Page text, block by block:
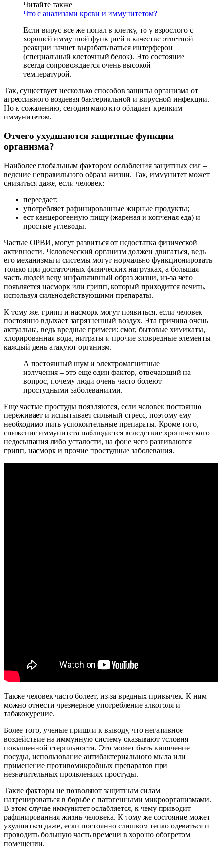
Читайте также:
Что с анализами крови и иммунитетом?
Если вирус все же попал в клетку, то у взрослого с
хорошей иммунной функцией в качестве ответной
реакции начнет вырабатываться интерферон
(специальный клеточный белок). Это состояние
всегда сопровождается очень высокой
температурой.
Так, существует несколько способов защиты организма от
агрессивного воздевая бактериальной и вирусной инфекции.
Но к сожалению, сегодня мало кто обладает крепким
иммунитетом.
Отчего ухудшаются защитные функции
организма?
Наиболее глобальным фактором ослабления защитных сил –
ведение неправильного образа жизни. Так, иммунитет может
снизиться даже, если человек:
переедает;
употребляет рафинированные жирные продукты;
ест канцерогенную пищу (жареная и копченая еда) и
простые углеводы.
Частые ОРВИ, могут развиться от недостатка физической
активности. Человеческий организм должен двигаться, ведь
его механизмы и системы могут нормально функционировать
только при достаточных физических нагрузках, а большая
часть людей веду инфальтивный образ жизни, из-за чего
появляется насморк или грипп, который приходится лечить,
используя сильнодействующими препараты.
К тому же, грипп и насморк могут появиться, если человек
постоянно вдыхает загрязненный воздух. Эта причина очень
актуальна, ведь вредные примеси: смог, бытовые химикаты,
хлорированная вода, нитраты и прочие зловредные элементы
каждый день атакуют организм.
А постоянный шум и электромагнитные
излучения – это еще один фактор, отвечающий на
вопрос, почему люди очень часто болеют
простудными заболеваниями.
Еще частые простуды появляются, если человек постоянно
переживает и испытывает сильный стресс, поэтому ему
необходимо пить успокоительные препараты. Кроме того,
снижение иммунитета наблюдается вследствие хронического
недосыпания либо усталости, на фоне чего развиваются
грипп, насморк и прочие простудные заболевания.
Также человек часто болеет, из-за вредных привычек. К ним
можно отнести чрезмерное употребление алкоголя и
табакокурение.
Более того, ученые пришли к выводу, что негативное
воздействие на иммунную систему оказывают условия
повышенной стерильности. Это может быть кипячение
посуды, использование антибактериального мыла или
применение противомикробных препаратов при
незначительных проявлениях простуды.
Такие факторы не позволяют защитным силам
натренироваться в борьбе с патогенными микроорганизмами.
В этом случае иммунитет ослабляется, к чему приводит
рафинированная жизнь человека. К тому же состояние может
ухудшиться даже, если постоянно слишком тепло одеваться и
проводить большую часть времени в хорошо обогретом
помещении.